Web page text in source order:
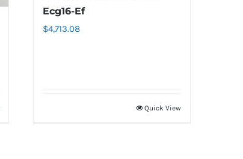
Ecg16-Ef
$4,713.08
Quick View